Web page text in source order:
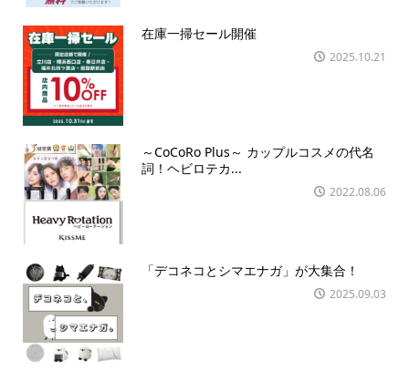
在庫一掃セール開催
2025.10.21
～CoCoRo Plus～ カップルコスメの代名
詞！ヘビロテカ...
2022.08.06
「デコネコとシマエナガ」が大集合！
2025.09.03